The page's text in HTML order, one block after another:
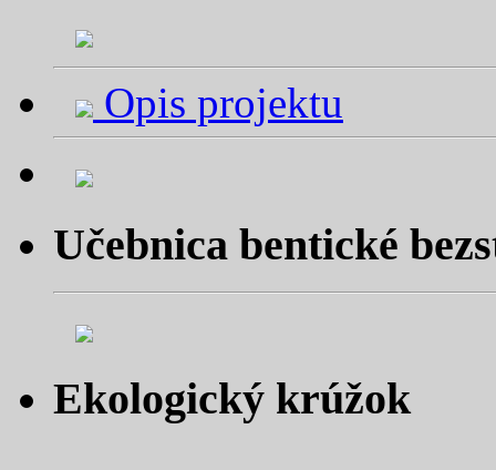
Opis projektu
Učebnica bentické
Ekologický krúžok